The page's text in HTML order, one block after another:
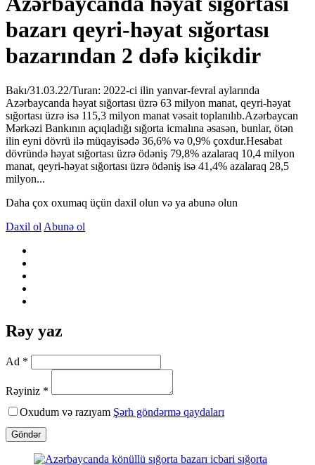
bazarı qeyri-həyat sığortası
bazarından 2 dəfə kiçikdir
Bakı/31.03.22/Turan: 2022-ci ilin yanvar-fevral aylarında
Azərbaycanda həyat sığortası üzrə 63 milyon manat, qeyri-həyat
sığortası üzrə isə 115,3 milyon manat vəsait toplanılıb.Azərbaycan
Mərkəzi Bankının açıqladığı sığorta icmalına əsasən, bunlar, ötən
ilin eyni dövrü ilə müqayisədə 36,6% və 0,9% çoxdur.Hesabat
dövründə həyat sığortası üzrə ödəniş 79,8% azalaraq 10,4 milyon
manat, qeyri-həyat sığortası üzrə ödəniş isə 41,4% azalaraq 28,5
milyon...
Daha çox oxumaq üçün daxil olun və ya abunə olun
Daxil ol Abunə ol
Rəy yaz
Ad *
Rəyiniz *
Oxudum və razıyam Şərh göndərmə qaydaları
Göndər